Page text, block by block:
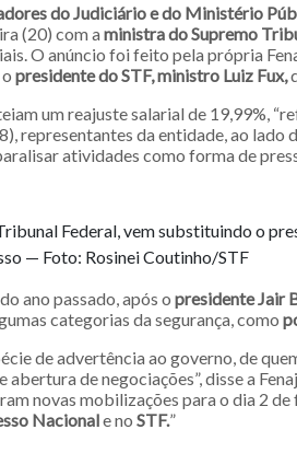
do Judiciário e do Ministério
(20) com a ministra do Supremo
O anúncio foi feito pela própria
presidente do STF, ministro Luiz Fux,
um reajuste salarial de 19,99%,
representantes da entidade, ao lado
atividades como forma de
Federal, vem substituindo o
— Foto: Rosinei Coutinho/STF
ano passado, após o presidente Jair
categorias da segurança, como
de advertência ao governo, de
de negociações”, disse a
novas mobilizações para o dia 2
Nacionale no STF.”